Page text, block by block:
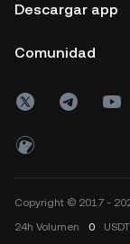
Descargar app
Comunidad
Copyright © 2017 -
24h Volumen 0 USDT